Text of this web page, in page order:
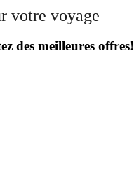
votre voyage
des meilleures offres!